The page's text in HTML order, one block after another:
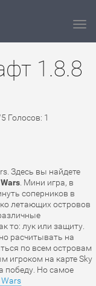
1.8.8
5 Голосов: 1
Здесь вы найдете
. Мини игра, в
соперников в
летающих островов
то: лук или защиту.
расчитывать на
по всем островам
на карте Sky
победу. Но самое